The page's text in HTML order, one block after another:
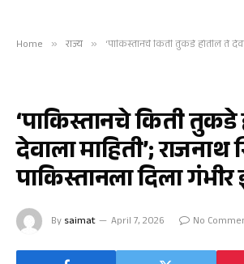
Home » राज्य » ‘पाकिस्तानचे किती तुकडे होतील ते देवाला माहिती’;
‘पाकिस्तानचे किती
देवाला माहिती’; राजनाथ
पाकिस्तानला दिला गंभीर
By saimat April 7, 2026 No